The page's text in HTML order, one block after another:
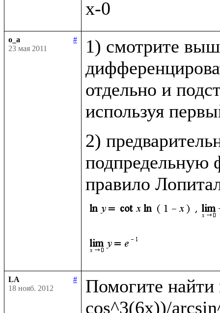
o_a
#
23 мая 2011
1) смотрите
отдельно и
используя
2)
подпредельную
правило
LA
#
18 нояб. 2012
Помогите